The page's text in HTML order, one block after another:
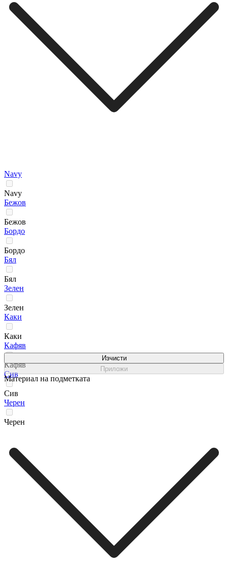
Navy
Navy
Бежов
Бежов
Бордо
Бордо
Бял
Бял
Зелен
Зелен
Каки
Каки
Кафяв
Кафяв
Сив
Сив
Черен
Черен
Изчисти
Приложи
Материал на подметката